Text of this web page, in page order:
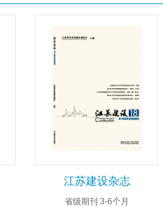
江苏建设杂志
省级期刊 3-6个月